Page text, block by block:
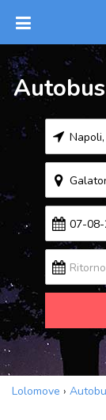
Lolomove ›